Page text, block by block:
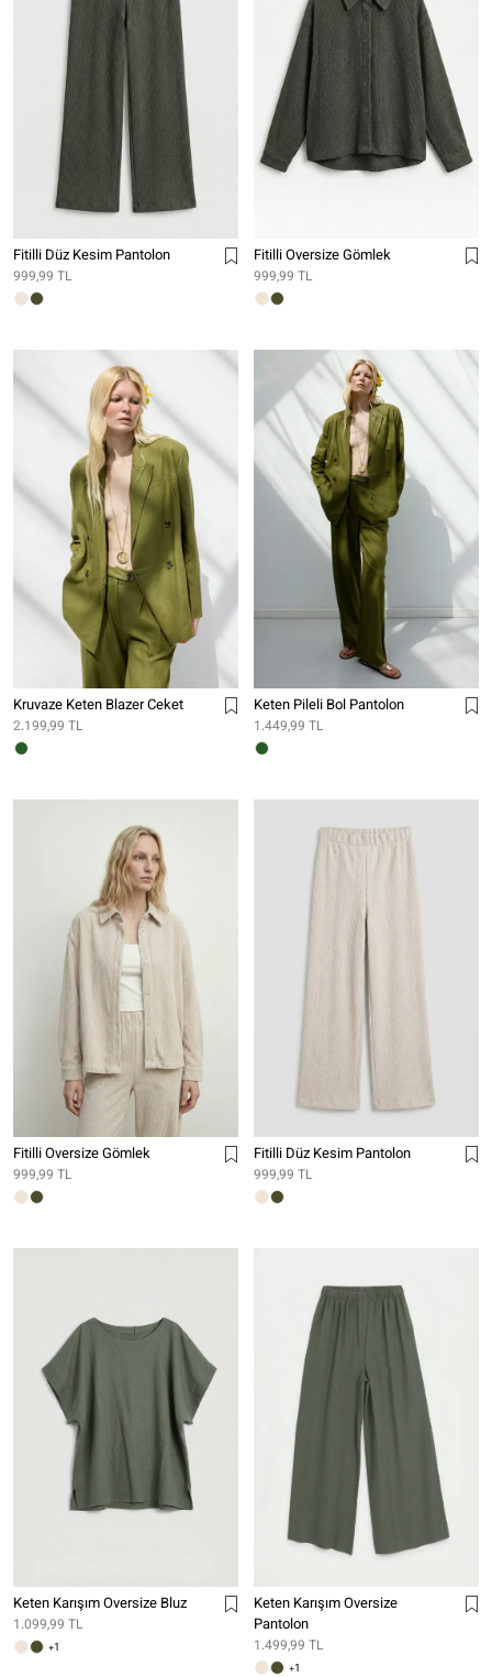
Fitilli Düz Kesim Pantolon
999,99 TL
Fitilli Oversize Gömlek
999,99 TL
Kruvaze Keten Blazer Ceket
2.199,99 TL
Keten Pileli Bol Pantolon
1.449,99 TL
Fitilli Oversize Gömlek
999,99 TL
Fitilli Düz Kesim Pantolon
999,99 TL
Keten Karışım Oversize Bluz
1.099,99 TL
+1
Keten Karışım Oversize
Pantolon
1.499,99 TL
+1